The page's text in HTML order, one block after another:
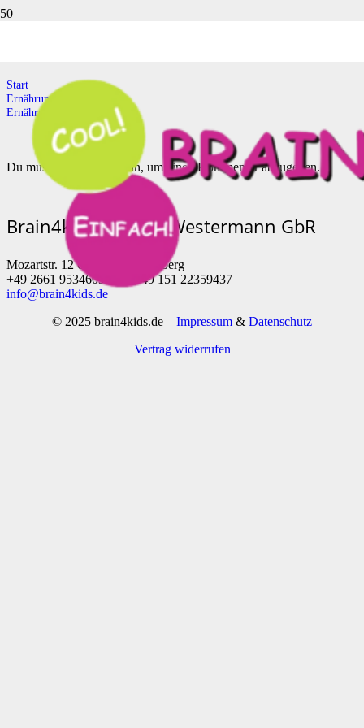
Start
Ernährung
Ernährung Tipps
Du musst sein, um einen Kommentar abzugeben.
Brain4kids Ohde & Westermann GbR
Mozartstr. 12 65520 Bad Camberg
+49 2661 9534609 oder +49 151 22359437
info@brain4kids.de
© 2025 brain4kids.de – Impressum & Datenschutz
Vertrag widerrufen